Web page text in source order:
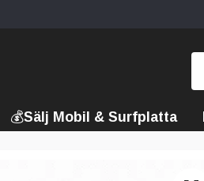
💰Sälj Mobil & Surfplatta